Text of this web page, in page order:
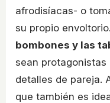
afrodisíacas- o
su propio
bombones y las
sean
detalles de pareja.
que también es